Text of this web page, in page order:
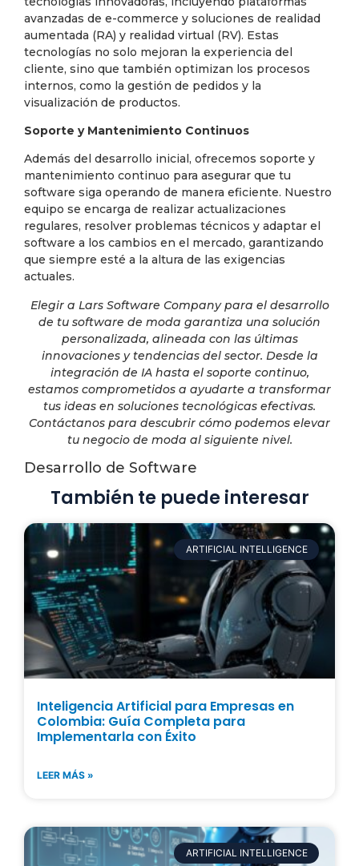
avanzadas de e-commerce y soluciones de realidad
aumentada (RA) y realidad virtual (RV). Estas
tecnologías no solo mejoran la experiencia del
cliente, sino que también optimizan los procesos
internos, como la gestión de pedidos y la
visualización de productos.
Soporte y Mantenimiento Continuos
Además del desarrollo inicial, ofrecemos soporte y
mantenimiento continuo para asegurar que tu
software siga operando de manera eficiente. Nuestro
equipo se encarga de realizar actualizaciones
regulares, resolver problemas técnicos y adaptar el
software a los cambios en el mercado, garantizando
que siempre esté a la altura de las exigencias
actuales.
Elegir a Lars Software Company para el desarrollo
de tu software de moda garantiza una solución
personalizada, alineada con las últimas
innovaciones y tendencias del sector. Desde la
integración de IA hasta el soporte continuo,
estamos comprometidos a ayudarte a transformar
tus ideas en soluciones tecnológicas efectivas.
Contáctanos para descubrir cómo podemos elevar
tu negocio de moda al siguiente nivel.
Desarrollo de Software
También te puede interesar
ARTIFICIAL INTELLIGENCE
Inteligencia Artificial para Empresas en
Colombia: Guía Completa para
Implementarla con Éxito
LEER MÁS »
ARTIFICIAL INTELLIGENCE